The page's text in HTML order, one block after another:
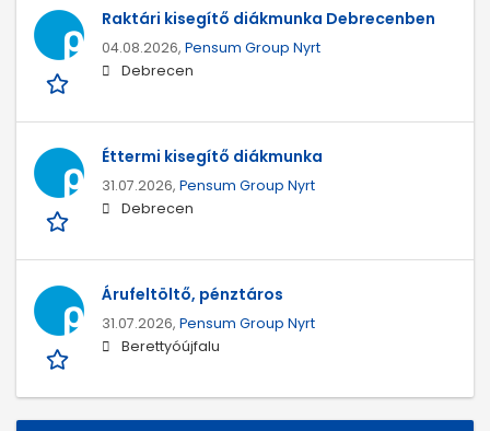
Raktári kisegítő diákmunka Debrecenben
04.08.2026, Pensum Group Nyrt
Debrecen
Éttermi kisegítő diákmunka
31.07.2026, Pensum Group Nyrt
Debrecen
Árufeltöltő, pénztáros
31.07.2026, Pensum Group Nyrt
Berettyóújfalu